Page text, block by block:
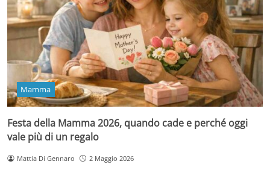
Mamma
Festa della Mamma 2026, quando cade e perché oggi
vale più di un regalo
Mattia Di Gennaro 2 Maggio 2026